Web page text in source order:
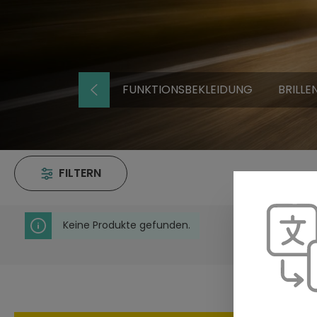
FUNKTIONSBEKLEIDUNG
FILTERN
Keine Produkte gefunden.